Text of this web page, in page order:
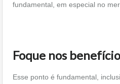
fundamental, em especial no
Foque nos
Esse ponto é fundamental,